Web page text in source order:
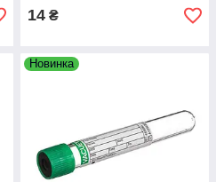
14 ₴
Новинка